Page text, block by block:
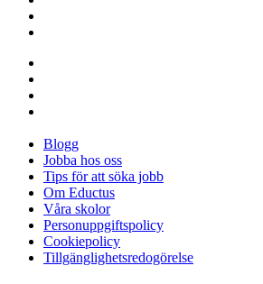
Blogg
Jobba hos oss
Tips för att söka jobb
Om Eductus
Våra skolor
Personuppgiftspolicy
Cookiepolicy
Tillgänglighetsredogörelse